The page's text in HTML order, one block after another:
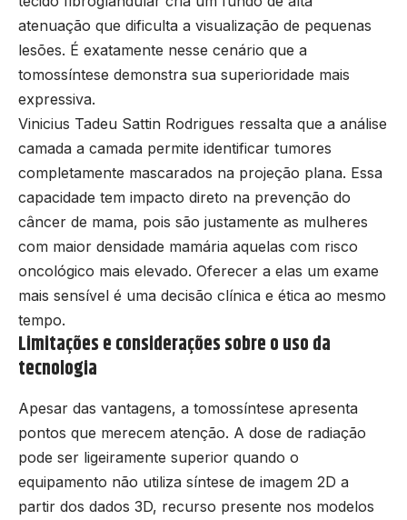
atenuação que dificulta a visualização de pequenas
lesões. É exatamente nesse cenário que a
tomossíntese demonstra sua superioridade mais
expressiva.
Vinicius Tadeu Sattin Rodrigues ressalta que a análise
camada a camada permite identificar tumores
completamente mascarados na projeção plana. Essa
capacidade tem impacto direto na prevenção do
câncer de mama, pois são justamente as mulheres
com maior densidade mamária aquelas com risco
oncológico mais elevado. Oferecer a elas um exame
mais sensível é uma decisão clínica e ética ao mesmo
tempo.
Limitações e considerações sobre o uso da
tecnologia
Apesar das vantagens, a tomossíntese apresenta
pontos que merecem atenção. A dose de radiação
pode ser ligeiramente superior quando o
equipamento não utiliza síntese de imagem 2D a
partir dos dados 3D, recurso presente nos modelos